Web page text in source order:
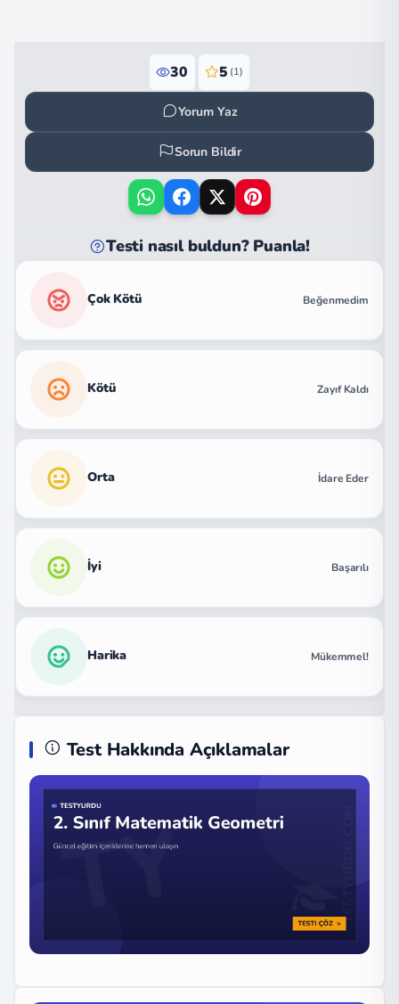
30 5 (1)
Yorum Yaz
Sorun Bildir
Testi nasıl buldun? Puanla!
Çok Kötü Beğenmedim
Kötü Zayıf Kaldı
Orta İdare Eder
İyi Başarılı
Harika Mükemmel!
Test Hakkında Açıklamalar